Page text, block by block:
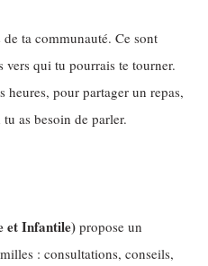
ta communauté. Ce sont
vers qui tu pourrais te tourner.
heures, pour partager un repas,
as besoin de parler.
et Infantile) propose un
: consultations, conseils,